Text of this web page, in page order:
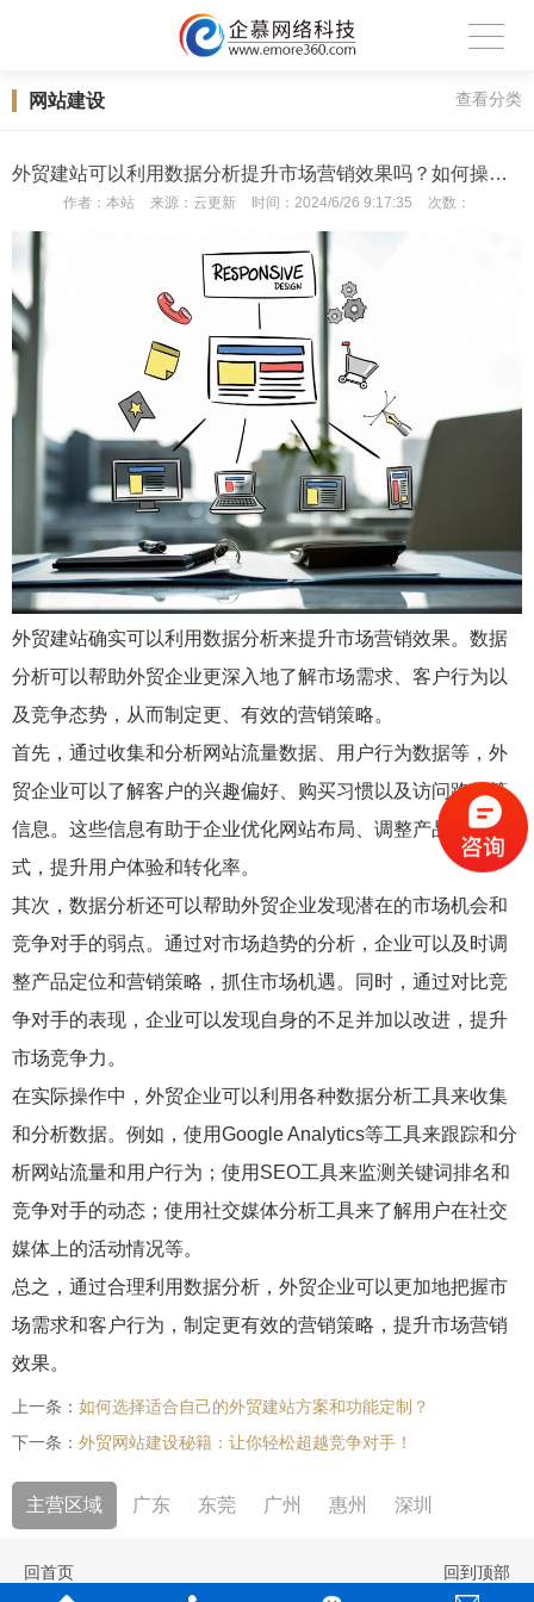
网站建设 查看分类
外贸建站可以利用数据分析提升市场营销效果吗？如何操作？
作者： 本站 来源： 云更新 时间： 2024/6/26 9:17:35 次数：
外贸建站确实可以利用数据分析来提升市场营销效果。数据
分析可以帮助外贸企业更深入地了解市场需求、客户行为以
及竞争态势，从而制定更、有效的营销策略。
首先，通过收集和分析网站流量数据、用户行为数据等，外
贸企业可以了解客户的兴趣偏好、购买习惯以及访问路径等
信息。这些信息有助于企业优化网站布局、调整产品展示方
式，提升用户体验和转化率。
其次，数据分析还可以帮助外贸企业发现潜在的市场机会和
竞争对手的弱点。通过对市场趋势的分析，企业可以及时调
整产品定位和营销策略，抓住市场机遇。同时，通过对比竞
争对手的表现，企业可以发现自身的不足并加以改进，提升
市场竞争力。
在实际操作中，外贸企业可以利用各种数据分析工具来收集
和分析数据。例如，使用Google Analytics等工具来跟踪和分
析网站流量和用户行为；使用SEO工具来监测关键词排名和
竞争对手的动态；使用社交媒体分析工具来了解用户在社交
媒体上的活动情况等。
总之，通过合理利用数据分析，外贸企业可以更加地把握市
场需求和客户行为，制定更有效的营销策略，提升市场营销
效果。
上一条： 如何选择适合自己的外贸建站方案和功能定制？
下一条： 外贸网站建设秘籍：让你轻松超越竞争对手！
主营区域 广东 东莞 广州 惠州 深圳
回首页 回到顶部